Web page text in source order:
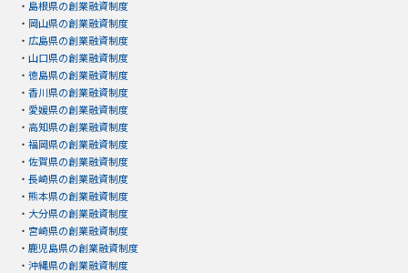
・ 島根県の創業融資制度
・ 岡山県の創業融資制度
・ 広島県の創業融資制度
・ 山口県の創業融資制度
・ 徳島県の創業融資制度
・ 香川県の創業融資制度
・ 愛媛県の創業融資制度
・ 高知県の創業融資制度
・ 福岡県の創業融資制度
・ 佐賀県の創業融資制度
・ 長崎県の創業融資制度
・ 熊本県の創業融資制度
・ 大分県の創業融資制度
・ 宮崎県の創業融資制度
・ 鹿児島県の創業融資制度
・ 沖縄県の創業融資制度